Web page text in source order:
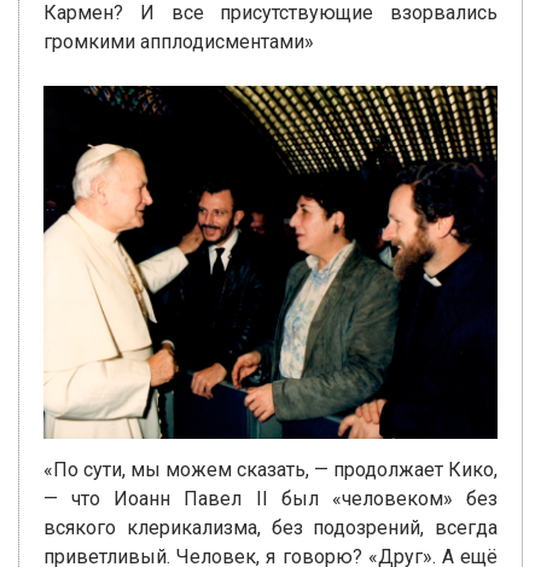
Кармен? И все присутствующие взорвались
громкими апплодисментами»
«По сути, мы можем сказать, — продолжает Кико,
— что Иоанн Павел II был «человеком» без
всякого клерикализма, без подозрений, всегда
приветливый. Человек, я говорю? «Друг». А ещё